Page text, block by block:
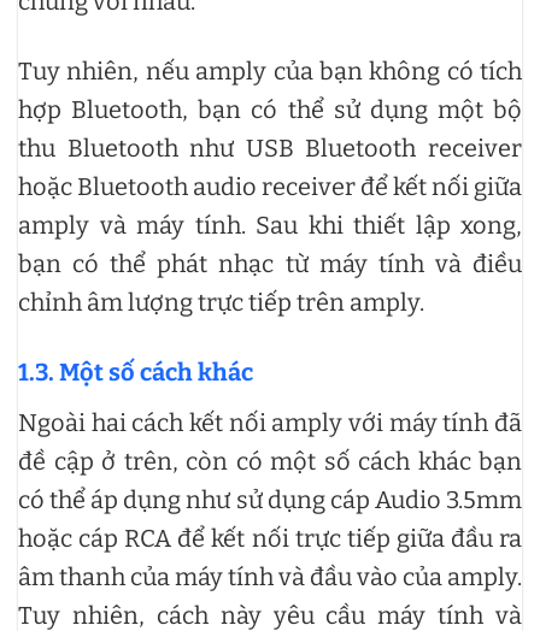
Tuy nhiên, nếu amply của bạn không có tích
hợp Bluetooth, bạn có thể sử dụng một bộ
thu Bluetooth như USB Bluetooth receiver
hoặc Bluetooth audio receiver để kết nối giữa
amply và máy tính. Sau khi thiết lập xong,
bạn có thể phát nhạc từ máy tính và điều
chỉnh âm lượng trực tiếp trên amply.
1.3. Một số cách khác
Ngoài hai cách kết nối amply với máy tính đã
đề cập ở trên, còn có một số cách khác bạn
có thể áp dụng như sử dụng cáp Audio 3.5mm
hoặc cáp RCA để kết nối trực tiếp giữa đầu ra
âm thanh của máy tính và đầu vào của amply.
Tuy nhiên, cách này yêu cầu máy tính và